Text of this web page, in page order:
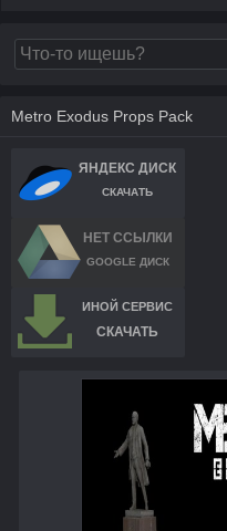
Metro Exodus Props Pack
ЯНДЕКС ДИСК
СКАЧАТЬ
НЕТ ССЫЛКИ
GOOGLE ДИСК
ИНОЙ СЕРВИС
СКАЧАТЬ